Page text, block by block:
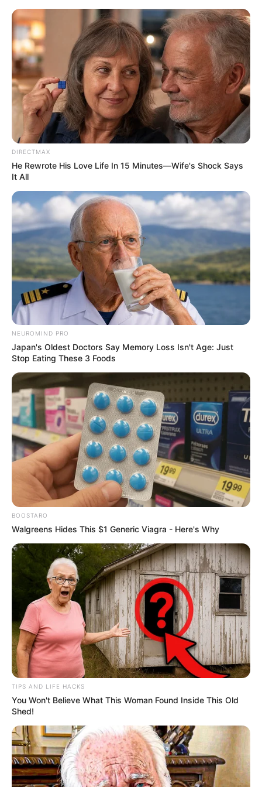
HOME
INSPIRASI
STYLE
FILM &
SERIES
NGAKAK
QUOTES
HYPE
MORE
STYLE
10 Kombinasi Outfit Warna Biru
DIRECTMAX
He Rewrote His Love Life In 15 Minutes—Wife's Shock Says
It All
NEUROMIND PRO
Japan's Oldest Doctors Say Memory Loss Isn't Age: Just
Stop Eating These 3 Foods
BOOSTARO
Walgreens Hides This $1 Generic Viagra - Here's Why
TIPS AND LIFE HACKS
You Won't Believe What This Woman Found Inside This Old
Shed!